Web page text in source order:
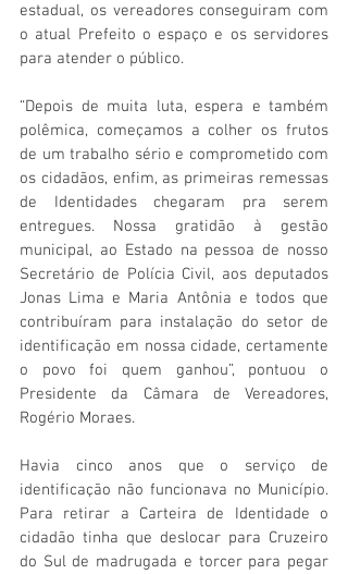
estadual, os vereadores conseguiram com
o atual Prefeito o espaço e os servidores
para atender o público.
“Depois de muita luta, espera e também
polêmica, começamos a colher os frutos
de um trabalho sério e comprometido com
os cidadãos, enfim, as primeiras remessas
de Identidades chegaram pra serem
entregues. Nossa gratidão à gestão
municipal, ao Estado na pessoa de nosso
Secretário de Polícia Civil, aos deputados
Jonas Lima e Maria Antônia e todos que
contribuíram para instalação do setor de
identificação em nossa cidade, certamente
o povo foi quem ganhou”, pontuou o
Presidente da Câmara de Vereadores,
Rogério Moraes.
Havia cinco anos que o serviço de
identificação não funcionava no Município.
Para retirar a Carteira de Identidade o
cidadão tinha que deslocar para Cruzeiro
do Sul de madrugada e torcer para pegar